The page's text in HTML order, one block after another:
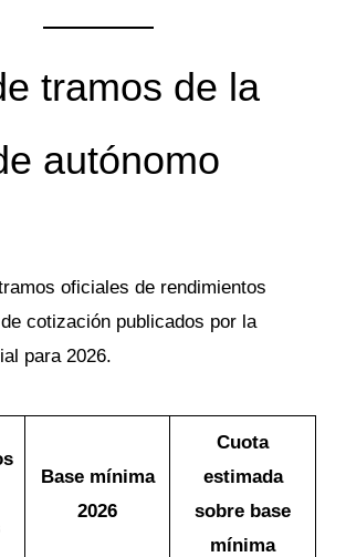
tramos de la
autónomo
oficiales de rendimientos
cotización publicados por la
para 2026.
Base mínima
2026
Cuota
estimada
sobre base
mínima